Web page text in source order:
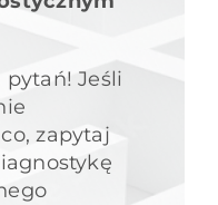
Jeśli
zapytaj